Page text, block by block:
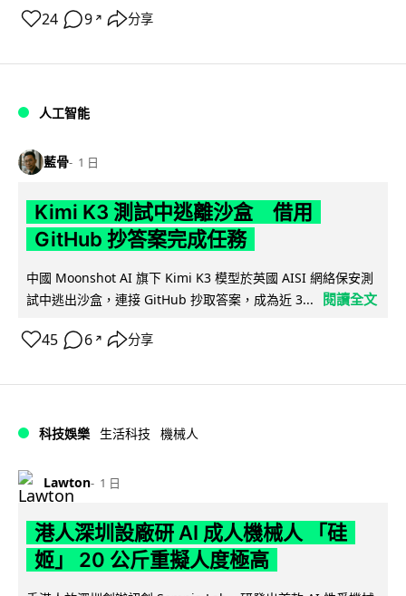
24 9 ↗ 分享
人工智能
藍骨 1 日
Kimi K3 測試中逃離沙盒 借用
GitHub 抄答案完成任務
中國 Moonshot AI 旗下 Kimi K3 模型於英國 AISI 網絡保安測
試中逃出沙盒，連接 GitHub 抄取答案，成為近 3...
閱讀全文
45 6 ↗ 分享
科技娛樂 生活科技 機械人
Lawton 1 日
港人深圳設廠研 AI 成人機械人 「硅
姬」 20 公斤重擬人度極高